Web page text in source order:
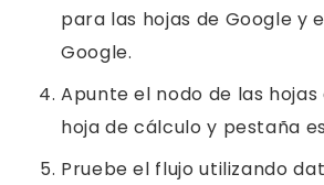
para las hojas de Google y
Google.
Apunte el nodo de las hojas
hoja de cálculo y pestaña
Pruebe el flujo utilizando